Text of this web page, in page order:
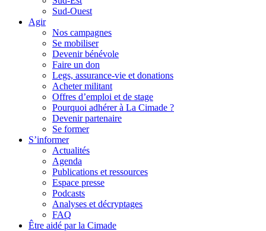
Sud-Ouest
Agir
Nos campagnes
Se mobiliser
Devenir bénévole
Faire un don
Legs, assurance-vie et donations
Acheter militant
Offres d’emploi et de stage
Pourquoi adhérer à La Cimade ?
Devenir partenaire
Se former
S’informer
Actualités
Agenda
Publications et ressources
Espace presse
Podcasts
Analyses et décryptages
FAQ
Être aidé par la Cimade